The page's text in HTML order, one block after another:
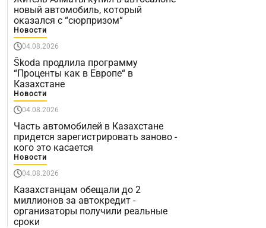
новый автомобиль, который
оказался с “сюрпризом“
Новости
04.08.2026
Škoda продлила программу
“Проценты как в Европе“ в
Казахстане
Новости
04.08.2026
Часть автомобилей в Казахстане
придется зарегистрировать заново -
кого это касается
Новости
04.08.2026
Казахстанцам обещали до 2
миллионов за автокредит -
организаторы получили реальные
сроки